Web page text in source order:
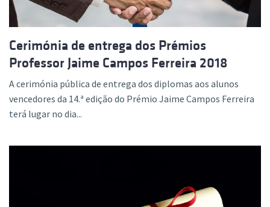
Cerimónia de entrega dos Prémios
Professor Jaime Campos Ferreira 2018
A cerimónia pública de entrega dos diplomas aos alunos
vencedores da 14.ª edição do Prémio Jaime Campos Ferreira
terá lugar no dia...